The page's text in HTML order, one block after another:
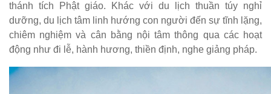
thánh tích Phật giáo. Khác với du lịch thuần túy nghỉ
dưỡng, du lịch tâm linh hướng con người đến sự tĩnh lặng,
chiêm nghiệm và cân bằng nội tâm thông qua các hoạt
động như đi lễ, hành hương, thiền định, nghe giảng pháp.